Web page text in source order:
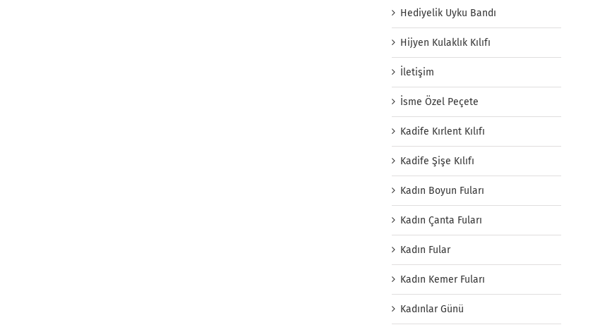
Hediyelik Uyku Bandı
Hijyen Kulaklık Kılıfı
İletişim
İsme Özel Peçete
Kadife Kırlent Kılıfı
Kadife Şişe Kılıfı
Kadın Boyun Fuları
Kadın Çanta Fuları
Kadın Fular
Kadın Kemer Fuları
Kadınlar Günü